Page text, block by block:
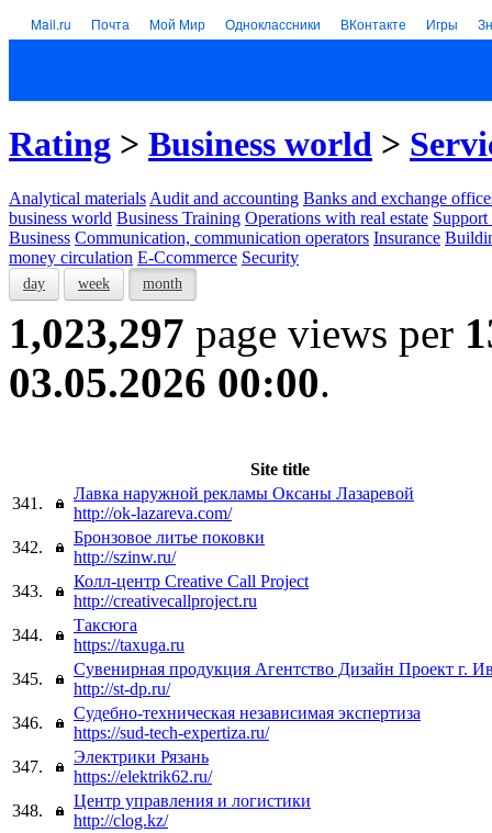
Mail.ru Почта Мой Мир Одноклассники ВКонтакте Игры
Rating > Business world >
Analytical materials Audit and accounting Banks and exchange
business world Business Training Operations with real estate Support
Business Communication, communication operators Insurance
money circulation E-Ccommerce Security
day week month
1,023,297 page views per
03.05.2026 00:00.
Site title
341.
Лавка наружной рекламы Оксаны Лазаревой
http://ok-lazareva.com/
342.
Бронзовое литье поковки
http://szinw.ru/
343.
Колл-центр Creative Call Project
http://creativecallproject.ru
344.
Таксюга
https://taxuga.ru
345.
Сувенирная продукция Агентство Дизайн Проект г.
http://st-dp.ru/
346.
Cудебно-техническая независимая экспертиза
https://sud-tech-expertiza.ru/
347.
Электрики Рязань
https://elektrik62.ru/
348.
Центр управления и логистики
http://clog.kz/